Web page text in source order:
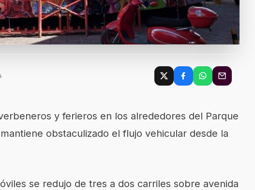
y ferieros en los alrededores del Parque
obstaculizado el flujo vehicular desde la
se redujo de tres a dos carriles sobre avenida